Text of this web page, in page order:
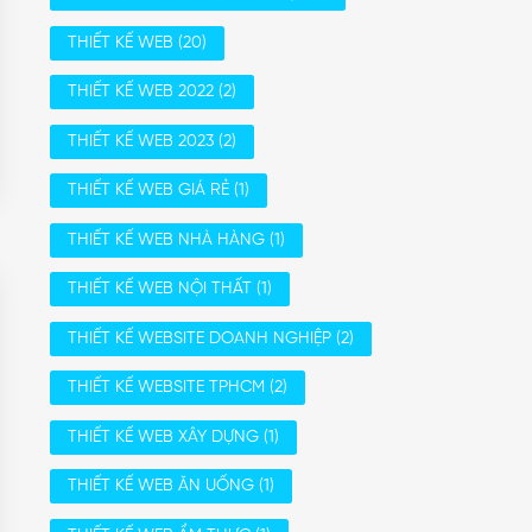
THIẾT KẾ WEB (20)
THIẾT KẾ WEB 2022 (2)
THIẾT KẾ WEB 2023 (2)
THIẾT KẾ WEB GIÁ RẺ (1)
THIẾT KẾ WEB NHÀ HÀNG (1)
THIẾT KẾ WEB NỘI THẤT (1)
THIẾT KẾ WEBSITE DOANH NGHIỆP (2)
THIẾT KẾ WEBSITE TPHCM (2)
THIẾT KẾ WEB XÂY DỰNG (1)
THIẾT KẾ WEB ĂN UỐNG (1)